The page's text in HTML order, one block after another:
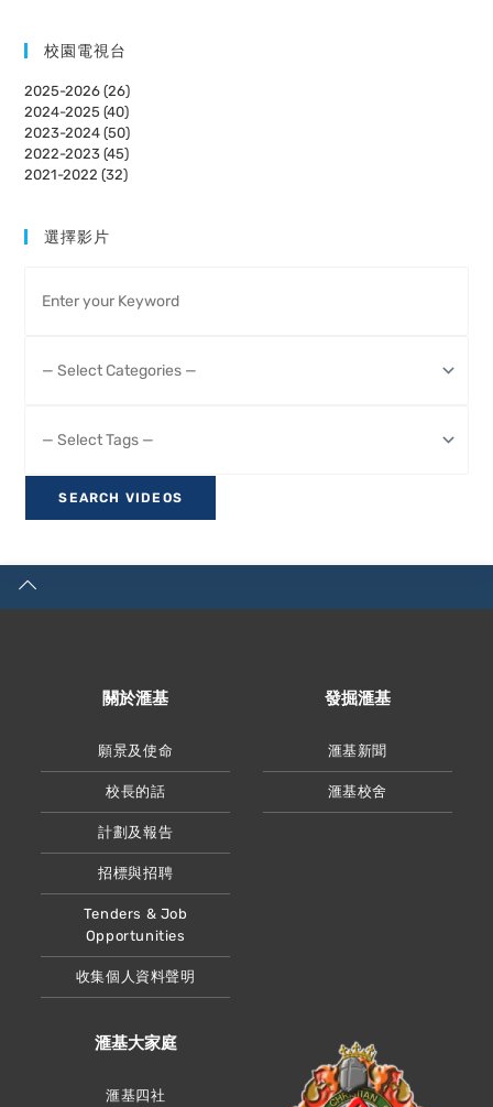
校園電視台
2025-2026 (26)
2024-2025 (40)
2023-2024 (50)
2022-2023 (45)
2021-2022 (32)
選擇影片
關於滙基
願景及使命
校長的話
計劃及報告
招標與招聘
Tenders & Job
Opportunities
收集個人資料聲明
發掘滙基
滙基新聞
滙基校舍
滙基大家庭
滙基四社